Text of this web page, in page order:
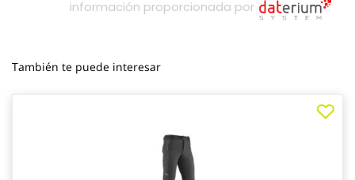
También te puede interesar